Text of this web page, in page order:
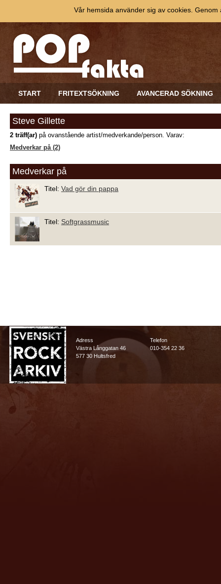
START FRITEXTSÖKNING AVANCERAD SÖKNING
Steve Gillette
2 träff(ar) på ovanstående artist/medverkande/person. Varav:
Medverkar på (2)
Medverkar på
Titel: Vad gör din pappa
Titel: Softgrassmusic
Adress
Västra Långgatan 46
577 30 Hultsfred
Telefon
010-354 22 36
Vår hemsida använder sig av cookies.